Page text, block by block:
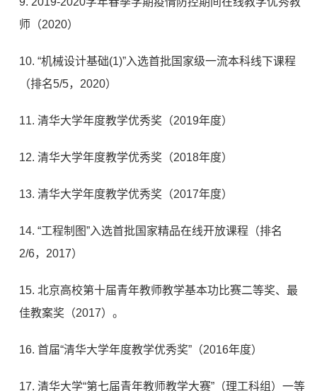
师（2020）
10. “机械设计基础(1)”入选首批国家级一流本科线下课程
（排名5/5，2020）
11. 清华大学年度教学优秀奖（2019年度）
12. 清华大学年度教学优秀奖（2018年度）
13. 清华大学年度教学优秀奖（2017年度）
14. “工程制图”入选首批国家精品在线开放课程（排名
2/6，2017）
15. 北京高校第十届青年教师教学基本功比赛二等奖、最
佳教案奖（2017）。
16. 首届“清华大学年度教学优秀奖”（2016年度）
17. 清华大学“第七届青年教师教学大赛”（理工科组）一等